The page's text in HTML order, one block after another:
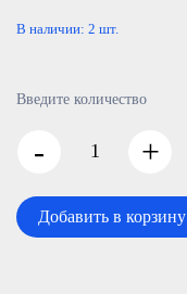
В наличии: 2 шт.
Введите количество
- +
Добавить в корзину